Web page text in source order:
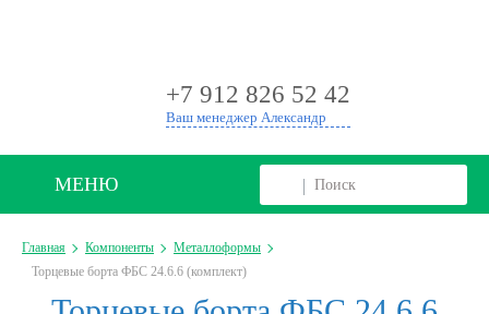
+7 912 826 52 42
Ваш менеджер Александр
МЕНЮ
Главная Компоненты
Металлоформы
Торцевые борта ФБС 24.6.6 (комплект)